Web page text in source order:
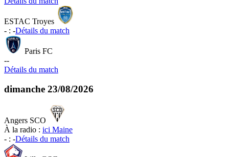
ESTAC Troyes
- : -Détails du match
Paris FC
--
Détails du match
dimanche 23/08/2026
Angers SCO
À la radio : ici Maine
- : -Détails du match